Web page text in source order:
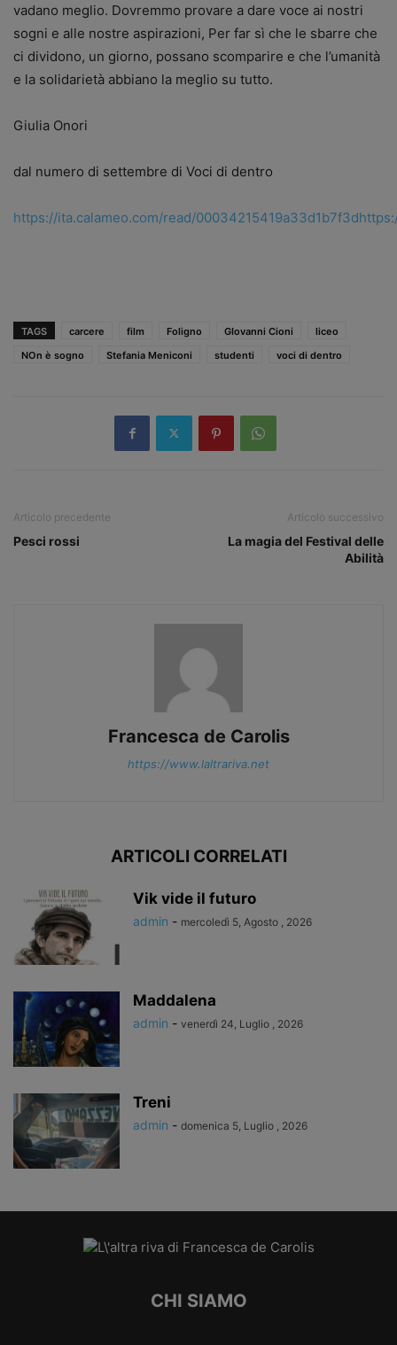
vadano meglio. Dovremmo provare a dare voce ai nostri
sogni e alle nostre aspirazioni, Per far sì che le sbarre che
ci dividono, un giorno, possano scomparire e che l’umanità
e la solidarietà abbiano la meglio su tutto.
Giulia Onori
dal numero di settembre di Voci di dentro
https://ita.calameo.com/read/00034215419a33d1b7f3d
TAGS carcere film Foligno GIovanni Cioni
liceo
NOn è sogno
Stefania Meniconi studenti voci di dentro
Articolo precedente
Pesci rossi
Articolo successivo
La magia del Festival delle
Abilità
Francesca de Carolis
https://www.laltrariva.net
ARTICOLI CORRELATI
Vik vide il futuro
admin - mercoledì 5, Agosto , 2026
Maddalena
admin - venerdì 24, Luglio , 2026
Treni
admin - domenica 5, Luglio , 2026
CHI SIAMO